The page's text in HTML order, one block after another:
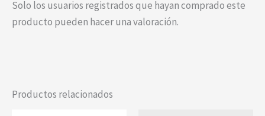
Solo los usuarios registrados que hayan comprado este
producto pueden hacer una valoración.
Productos relacionados